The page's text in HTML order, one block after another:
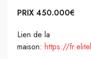
PRIX 450.000€
Lien de la
maison: https://